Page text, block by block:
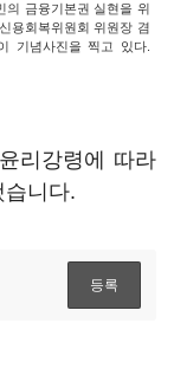
의 금융기본권 실현을 위
용회복위원회 위원장 겸
기념사진을 찍고 있다.
리강령에 따라
습니다.